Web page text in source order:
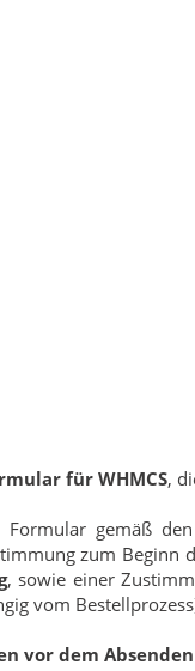
für WHMCS,
gemäß
zum Beginn
, sowie einer
vom
vor dem